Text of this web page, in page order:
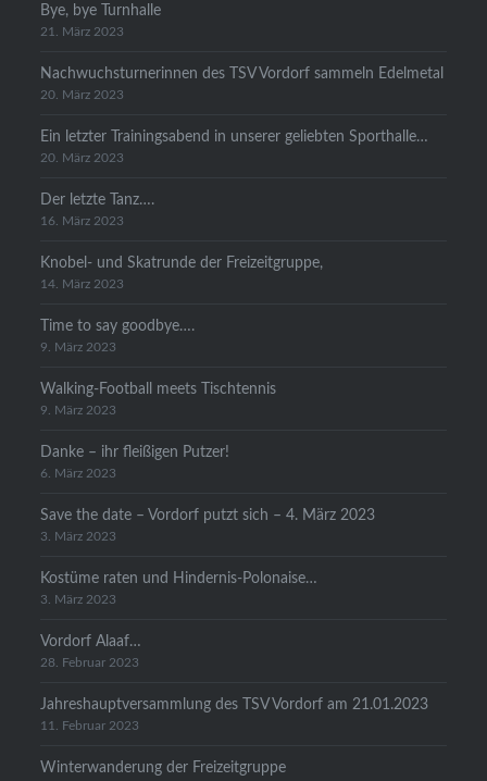
Bye, bye Turnhalle
21. März 2023
Nachwuchsturnerinnen des TSV Vordorf sammeln Edelmetal
20. März 2023
Ein letzter Trainingsabend in unserer geliebten Sporthalle…
20. März 2023
Der letzte Tanz….
16. März 2023
Knobel- und Skatrunde der Freizeitgruppe,
14. März 2023
Time to say goodbye….
9. März 2023
Walking-Football meets Tischtennis
9. März 2023
Danke – ihr fleißigen Putzer!
6. März 2023
Save the date – Vordorf putzt sich – 4. März 2023
3. März 2023
Kostüme raten und Hindernis-Polonaise…
3. März 2023
Vordorf Alaaf…
28. Februar 2023
Jahreshauptversammlung des TSV Vordorf am 21.01.2023
11. Februar 2023
Winterwanderung der Freizeitgruppe